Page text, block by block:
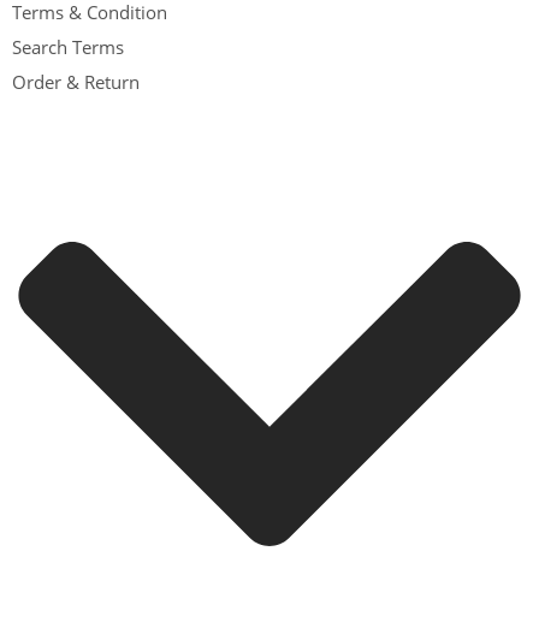
Terms & Condition
Search Terms
Order & Return